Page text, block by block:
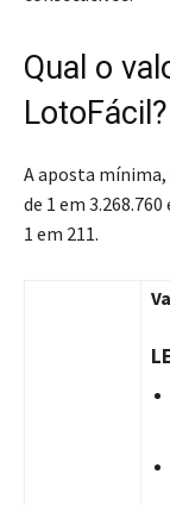
Qual o
LotoFácil?
A aposta mínima,
de 1 em
1 em 211.